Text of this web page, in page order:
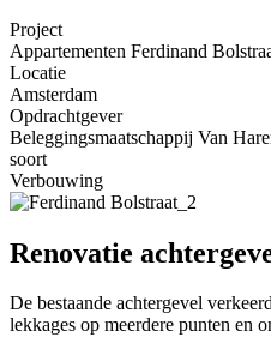
Project
Appartementen Ferdinand
Locatie
Amsterdam
Opdrachtgever
Beleggingsmaatschappij Van
soort
Verbouwing
Renovatie
De bestaande achtergevel
lekkages op meerdere punten en